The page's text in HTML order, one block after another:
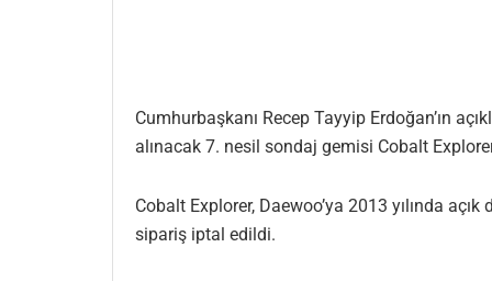
Cumhurbaşkanı Recep Tayyip Erdoğan’ın
alınacak 7. nesil sondaj gemisi Cobalt
Cobalt Explorer, Daewoo’ya 2013 yılında
sipariş iptal edildi.